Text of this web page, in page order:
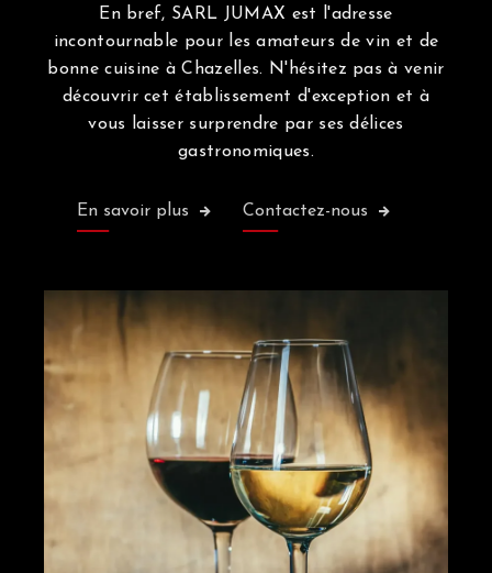
En bref, SARL JUMAX est l'adresse
incontournable pour les amateurs de vin et de
bonne cuisine à Chazelles. N'hésitez pas à venir
découvrir cet établissement d'exception et à
vous laisser surprendre par ses délices
gastronomiques.
En savoir plus Contactez-nous